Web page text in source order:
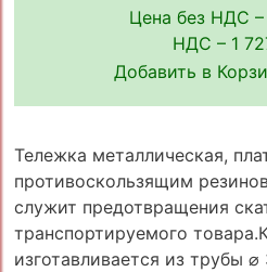
Цена без НДС
НДС – 1
Добавить в
Тележка металлическая,
противоскользящим
служит предотвращения
транспортируемого
изготавливается из трубы